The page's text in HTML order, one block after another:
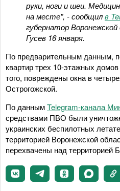
руки, ноги и шеи.
на месте", - сообщилв
губернатор
Гусев 16 января.
По предварительным данным,
квартир трех 10-этажных
того, повреждены окна в
Острогожской.
По даннымTelegram-канала
средствами ПВО были
украинских беспилотных
территорией Воронежской
перехвачены над территорией